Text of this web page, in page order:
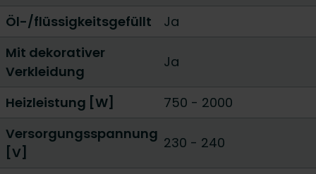
Öl-/flüssigkeitsgefüllt
Ja
Mit dekorativer
Verkleidung
Ja
Heizleistung [W] 750 - 2000
Versorgungsspannung
[V]
230 - 240